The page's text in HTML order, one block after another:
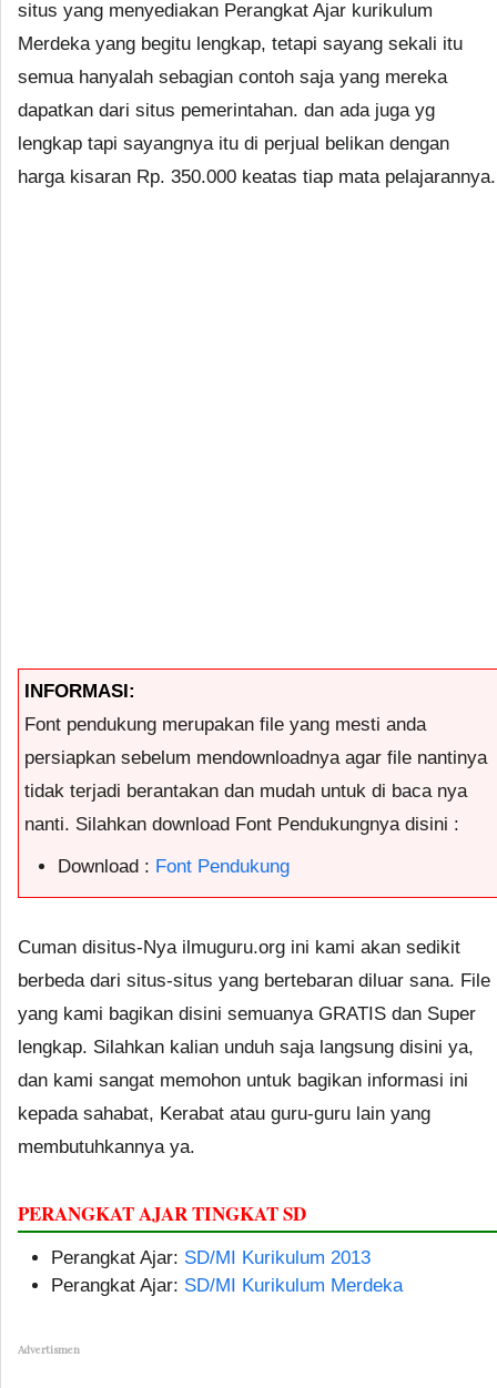
situs yang menyediakan Perangkat Ajar kurikulum
Merdeka yang begitu lengkap, tetapi sayang sekali itu
semua hanyalah sebagian contoh saja yang mereka
dapatkan dari situs pemerintahan. dan ada juga yg
lengkap tapi sayangnya itu di perjual belikan dengan
harga kisaran Rp. 350.000 keatas tiap mata pelajarannya.
INFORMASI:
Font pendukung merupakan file yang mesti anda
persiapkan sebelum mendownloadnya agar file nantinya
tidak terjadi berantakan dan mudah untuk di baca nya
nanti. Silahkan download Font Pendukungnya disini :
Download : Font Pendukung
Cuman disitus-Nya ilmuguru.org ini kami akan sedikit
berbeda dari situs-situs yang bertebaran diluar sana. File
yang kami bagikan disini semuanya GRATIS dan Super
lengkap. Silahkan kalian unduh saja langsung disini ya,
dan kami sangat memohon untuk bagikan informasi ini
kepada sahabat, Kerabat atau guru-guru lain yang
membutuhkannya ya.
PERANGKAT AJAR TINGKAT SD
Perangkat Ajar: SD/MI Kurikulum 2013
Perangkat Ajar: SD/MI Kurikulum Merdeka
Advertismen